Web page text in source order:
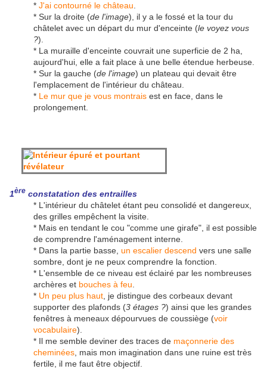
* J'ai contourné le château
* Sur la droite (de l'image), il y a le fossé et la tour du
châtelet avec un départ du mur d'enceinte (le voyez vous
?).
* La muraille d'enceinte couvrait une superficie de 2 ha,
aujourd'hui, elle a fait place à une belle étendue herbeuse.
* Sur la gauche (de l'image) un plateau qui devait être
l'emplacement de l'intérieur du château.
* Le mur que je vous montrais est en face, dans le
prolongement.
1ère constatation des entrailles
* L'intérieur du châtelet étant peu consolidé et dangereux,
des grilles empêchent la visite.
* Mais en tendant le cou "comme une girafe", il est possible
de comprendre l'aménagement interne.
* Dans la partie basse, un escalier descend vers une salle
sombre, dont je ne peux comprendre la fonction.
* L'ensemble de ce niveau est éclairé par les nombreuses
archères et bouches à feu
* Un peu plus haut , je distingue des corbeaux devant
supporter des plafonds (3 étages ?) ainsi que les grandes
fenêtres à meneaux dépourvues de coussiège (voir
vocabulaire).
* Il me semble deviner des traces de maçonnerie des
cheminées , mais mon imagination dans une ruine est très
fertile, il me faut être objectif.